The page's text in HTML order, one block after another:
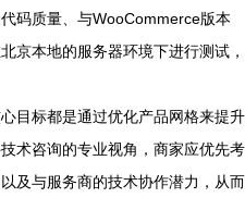
码质量、与WooCommerce版本
京本地的服务器环境下进行测试，
目标都是通过优化产品网格来提升
术咨询的专业视角，商家应优先考
及与服务商的技术协作潜力，从而